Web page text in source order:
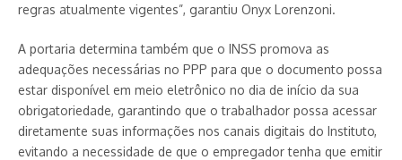
regras atualmente vigentes”, garantiu Onyx Lorenzoni.
A portaria determina também que o INSS promova as
adequações necessárias no PPP para que o documento possa
estar disponível em meio eletrônico no dia de início da sua
obrigatoriedade, garantindo que o trabalhador possa acessar
diretamente suas informações nos canais digitais do Instituto,
evitando a necessidade de que o empregador tenha que emitir